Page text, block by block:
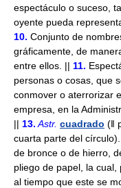
espectáculo o suceso,
oyente pueda
10. Conjunto de
gráficamente, de
entre ellos. || 11.
personas o cosas, que
conmover o aterrorizar
empresa, en la
|| 13. Astr. cuadrado (ǁ
cuarta parte del
de bronce o de hierro,
pliego de papel, la
al tiempo que este se